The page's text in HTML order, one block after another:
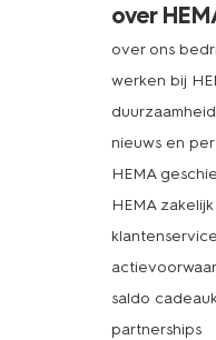
over
over ons
werken bij
duurzaamheid
nieuws en
HEMA
HEMA zakelijk
klantenservice
saldo
partnerships